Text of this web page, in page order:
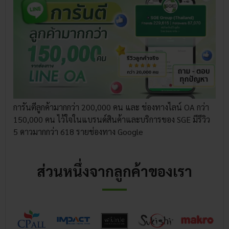
การันตีลูกค้ามากกว่า 200,000 คน และ ช่องทางไลน์ OA กว่า
150,000 คน ไว้ใจในแบรนด์สินค้าและบริการของ SGE มีรีวิว
5 ดาวมากกว่า 618 รายช่องทาง Google
ส่วนหนึ่งจากลูกค้าของเรา